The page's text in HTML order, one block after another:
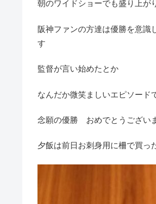
朝のワイドショーでも盛り上が
阪神ファンの方達は優勝を意識
す
監督が言い始めたとか
なんだか微笑ましいエピソード
念願の優勝 おめでとうござい
夕飯は前日お刺身用に柵で買